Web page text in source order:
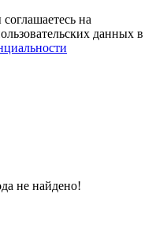
на
данных в
не найдено!